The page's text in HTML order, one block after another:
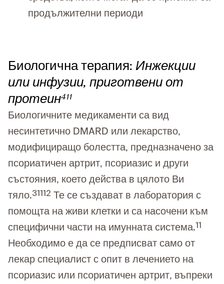
продължителни периоди
Биологична терапия: Инжекции
или инфузии, приготвени от
протеин411
Биологичните медикаменти са вид
несинтетично DMARD или лекарство,
модифициращо болестта, предназначено за
псориатичен артрит, псориазис и други
състояния, което действа в цялото Ви
тяло.31112 Те се създават в лаборатория с
помощта на живи клетки и са насочени към
специфични части на имунната система.11
Необходимо е да се предписват само от
лекар специалист с опит в лечението на
псориазис или псориатичен артрит, въпреки